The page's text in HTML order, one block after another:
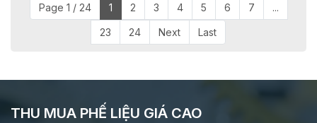
Page 1 / 24 1 2 3 4 5 6 7 ...
23 24 Next Last
THU MUA PHẾ LIỆU GIÁ CAO